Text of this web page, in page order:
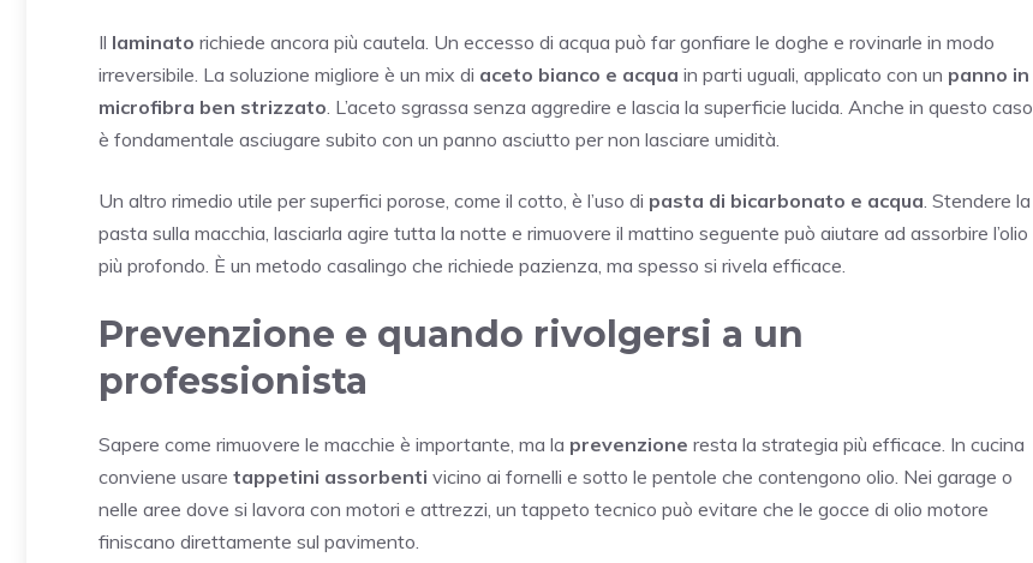
Il laminato richiede ancora più cautela. Un eccesso di acqua può far gonfiare le doghe e rovinarle in modo
irreversibile. La soluzione migliore è un mix di aceto bianco e acqua in parti uguali, applicato con un panno in
microfibra ben strizzato . L’aceto sgrassa senza aggredire e lascia la superficie lucida. Anche in questo caso
è fondamentale asciugare subito con un panno asciutto per non lasciare umidità.
Un altro rimedio utile per superfici porose, come il cotto, è l’uso di pasta di bicarbonato e acqua . Stendere la
pasta sulla macchia, lasciarla agire tutta la notte e rimuovere il mattino seguente può aiutare ad assorbire l’olio
più profondo. È un metodo casalingo che richiede pazienza, ma spesso si rivela efficace.
Prevenzione e quando rivolgersi a un
professionista
Sapere come rimuovere le macchie è importante, ma la prevenzione resta la strategia più efficace. In cucina
conviene usare tappetini assorbenti vicino ai fornelli e sotto le pentole che contengono olio. Nei garage o
nelle aree dove si lavora con motori e attrezzi, un tappeto tecnico può evitare che le gocce di olio motore
finiscano direttamente sul pavimento.